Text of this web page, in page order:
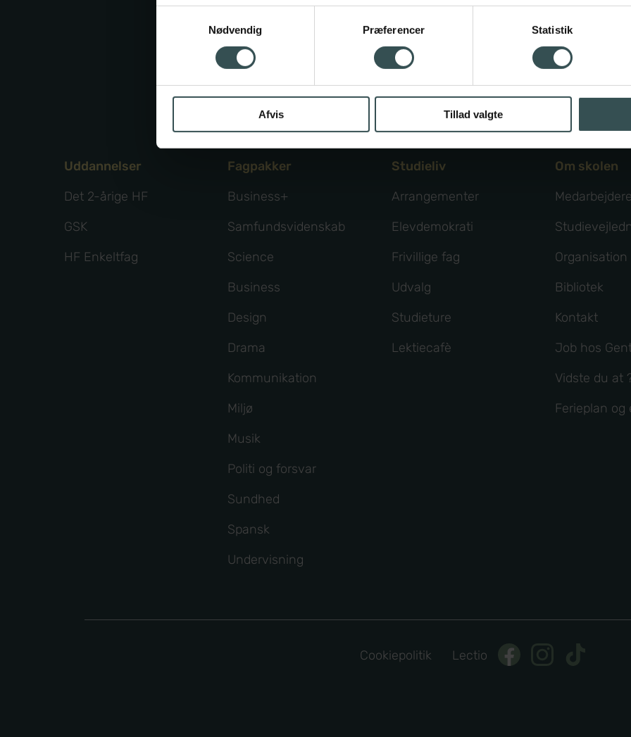
Nødvendig
Præferencer Statistik
Afvis Tillad valgte
Dahlénsstræde 5, 2820 Gentofte • Tlf. 39651103•
EAN nr. 5798000557369
CVR nr. 29546649
Uddannelser
Det 2-årige HF
GSK
HF Enkeltfag
Fagpakker
Business+
Samfundsvidenskab
Science
Business
Design
Drama
Kommunikation
Miljø
Musik
Politi og forsvar
Sundhed
Spansk
Undervisning
Studieliv
Arrangementer
Elevdemokrati
Frivillige fag
Udvalg
Studieture
Lektiecafè
Om skolen
Organisation
Bibliotek
Kontakt
Job hos
Vidste du at
Ferieplan og
Cookiepolitik Lectio